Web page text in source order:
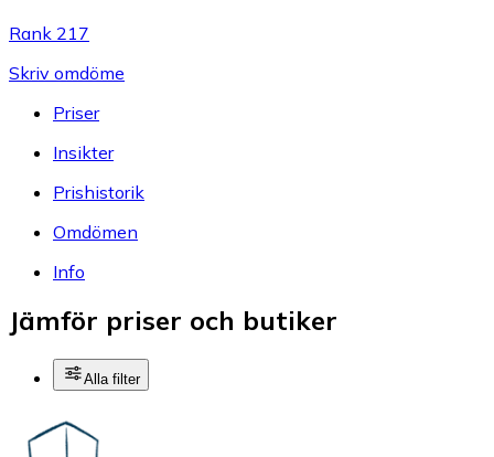
Rank 217
Skriv omdöme
Priser
Insikter
Prishistorik
Omdömen
Info
Jämför priser och butiker
Alla filter